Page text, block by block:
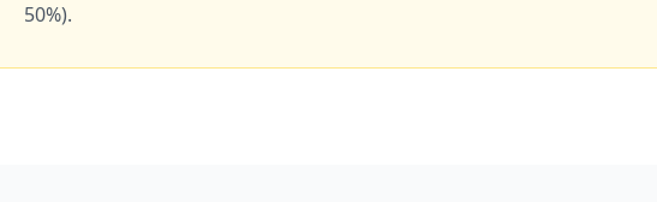
50%).